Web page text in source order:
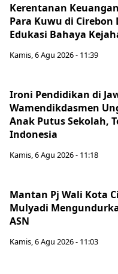
Kerentanan
Para Kuwu di Cirebon
Edukasi Bahaya
Kamis, 6 Agu 2026 - 11:39
Ironi Pendidikan di
Wamendikdasmen
Anak Putus Sekolah,
Indonesia
Kamis, 6 Agu 2026 - 11:18
Mantan Pj Wali Kota
Mulyadi
ASN
Kamis, 6 Agu 2026 - 11:03